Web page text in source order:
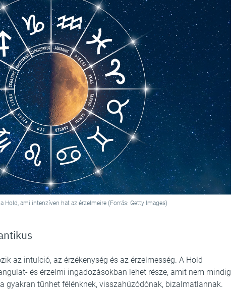
Hold, ami intenzíven hat az érzelmeire (Forrás: Getty Images)
az intuíció, az érzékenység és az érzelmesség. A Hold
és érzelmi ingadozásokban lehet része, amit nem mindig
gyakran tűnhet félénknek, visszahúzódónak, bizalmatlannak.